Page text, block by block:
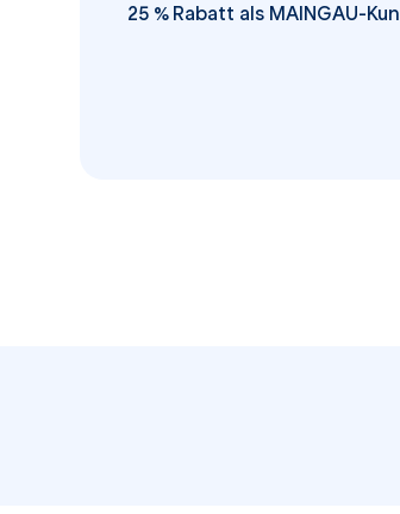
25 % Rabatt als MAINGAU-